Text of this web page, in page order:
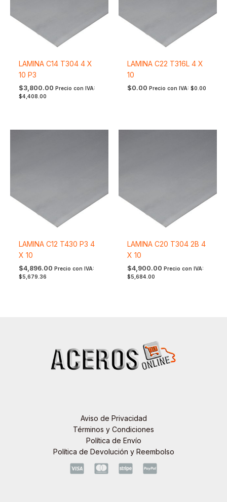
LAMINA C14 T304 4 X
10 P3
$3,800.00 Precio con IVA:
$4,408.00
LAMINA C22 T316L 4 X
10
$0.00 Precio con IVA: $0.00
LAMINA C12 T430 P3 4
X 10
$4,896.00 Precio con IVA:
$5,679.36
LAMINA C20 T304 2B 4
X 10
$4,900.00 Precio con IVA:
$5,684.00
Aviso de Privacidad
Términos y Condiciones
Política de Envío
Política de Devolución y Reembolso